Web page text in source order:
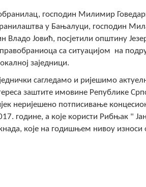
господин Милимир
у Бањалуци, господин
Јовић, посјетили општину
са ситуацијом на
заједници.
сагледамо и ријешимо
заштите имовине Републике
неријешено потписивање
године, а које користи Рибњак "
које на годишњем нивоу